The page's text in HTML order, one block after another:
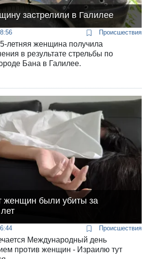
застрелили в Галилее
Происшествия
летняя женщина получила
в результате стрельбы по
Бана в Галилее.
женщин были убиты за
Происшествия
Международный день
против женщин - Израилю тут